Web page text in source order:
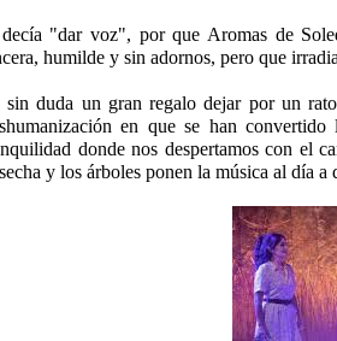
"dar voz", por que Aromas de
humilde y sin adornos, pero que
sin duda un gran regalo dejar por un
en que se han
donde nos despertamos con el
y los árboles ponen la música al día a